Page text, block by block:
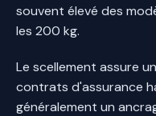
souvent élevé des
les 200 kg.
Le scellement assure
contrats d'assurance
généralement un